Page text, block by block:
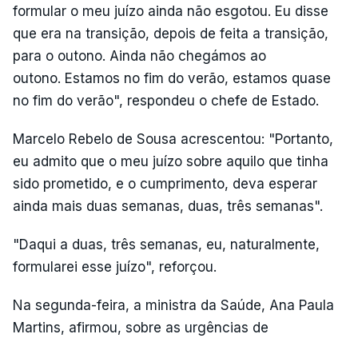
formular o meu juízo ainda não esgotou. Eu disse
que era na transição, depois de feita a transição,
para o outono. Ainda não chegámos ao
outono. Estamos no fim do verão, estamos quase
no fim do verão", respondeu o chefe de Estado.
Marcelo Rebelo de Sousa acrescentou: "Portanto,
eu admito que o meu juízo sobre aquilo que tinha
sido prometido, e o cumprimento, deva esperar
ainda mais duas semanas, duas, três semanas".
"Daqui a duas, três semanas, eu, naturalmente,
formularei esse juízo", reforçou.
Na segunda-feira, a ministra da Saúde, Ana Paula
Martins, afirmou, sobre as urgências de